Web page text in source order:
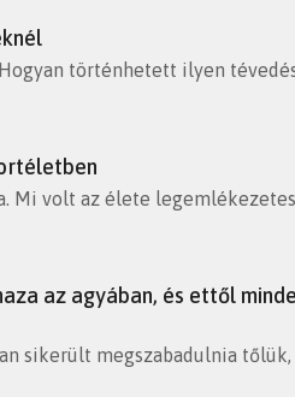
történhetett ilyen
Mi volt az élete
az agyában, és ettől
sikerült megszabadulnia